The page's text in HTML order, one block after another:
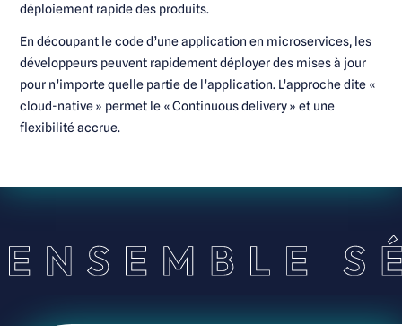
déploiement rapide des produits.
En découpant le code d’une application en microservices, les
développeurs peuvent rapidement déployer des mises à jour
pour n’importe quelle partie de l’application. L’approche dite «
cloud-native » permet le « Continuous delivery » et une
flexibilité accrue.